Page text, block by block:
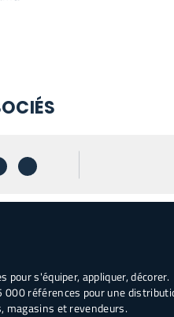
téléchargerenvoyer par email
pour s'équiper, appliquer, décorer.
000 références pour une
magasins et revendeurs.